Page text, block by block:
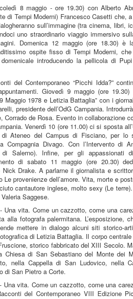
8 maggio - ore 19.30) con Alberto
di Tempi Moderni) Francesco Casetti che,
sull’immagine (tra cinema, libri,
uno straordinario viaggio immersivo
Domenica 12 maggio (ore 18.30) è
ospite fisso di Tempi Moderni,
introducendo la pellicola di
del Contemporaneo “Picchi Idda?”
Giovedì 9 maggio (ore 19.30)
Maggio 1978 e Letizia Battaglia” con i
presidente dell’OdG Campania.
Corrado de Rosa. Evento in collaborazione
Venerdì 10 (ore 11.00) ci si sposta
Ateneo del Campus di Fisciano, per lo
Compagnia Divago. Con l’Intervento di
di Salerno). Infine, per gli appassionati
di sabato 11 maggio (ore 20.30)
Nick Drake. A parlarne il giornalista e
Le provenienze dell’amore. Vita, morte e
cantautore inglese, molto sexy (Le
Saggese.
Una vita. Come un cazzotto, come una
alla fotografa palermitana. L’esposizione,
mettere in dialogo alcuni siti storico-
di Letizia Battaglia. Il corpo
storico fabbricato del XIII Secolo.
Chiesa di San Sebastiano del Monte dei
nella Cappella di San Ludovico, nella
di San Pietro a Corte.
Una vita. Come un cazzotto, come una
del Contemporaneo VIII Edizione